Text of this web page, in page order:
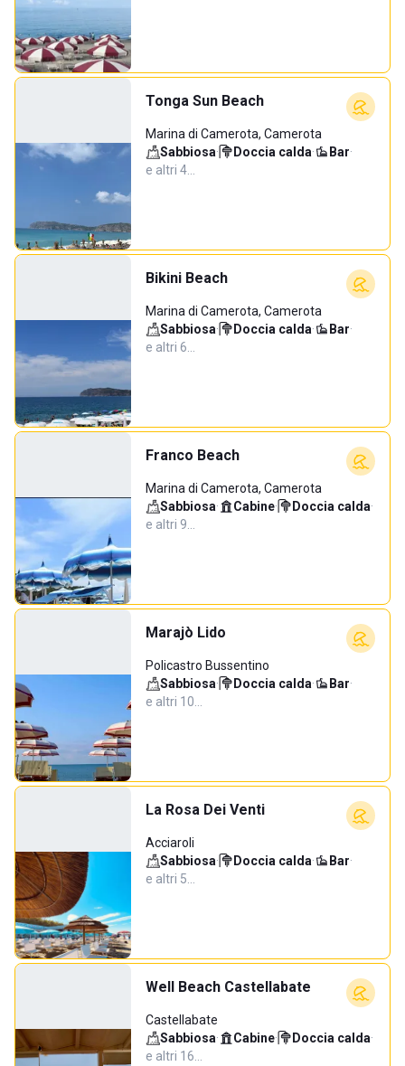
Tonga Sun Beach
Marina di Camerota, Camerota
Sabbiosa· Doccia calda· Bar·
e altri 4…
Bikini Beach
Marina di Camerota, Camerota
Sabbiosa· Doccia calda· Bar·
e altri 6…
Franco Beach
Marina di Camerota, Camerota
Sabbiosa· Cabine· Doccia calda·
e altri 9…
Marajò Lido
Policastro Bussentino
Sabbiosa· Doccia calda· Bar·
e altri 10…
La Rosa Dei Venti
Acciaroli
Sabbiosa· Doccia calda· Bar·
e altri 5…
Well Beach Castellabate
Castellabate
Sabbiosa· Cabine· Doccia calda·
e altri 16…